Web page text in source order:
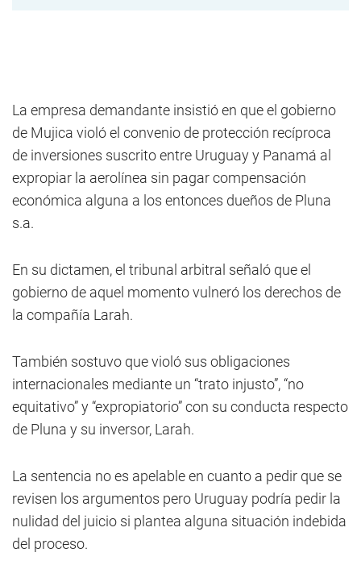
La empresa demandante insistió en que el gobierno
de Mujica violó el convenio de protección recíproca
de inversiones suscrito entre Uruguay y Panamá al
expropiar la aerolínea sin pagar compensación
económica alguna a los entonces dueños de Pluna
s.a.
En su dictamen, el tribunal arbitral señaló que el
gobierno de aquel momento vulneró los derechos de
la compañía Larah.
También sostuvo que violó sus obligaciones
internacionales mediante un “trato injusto”, “no
equitativo” y “expropiatorio” con su conducta respecto
de Pluna y su inversor, Larah.
La sentencia no es apelable en cuanto a pedir que se
revisen los argumentos pero Uruguay podría pedir la
nulidad del juicio si plantea alguna situación indebida
del proceso.